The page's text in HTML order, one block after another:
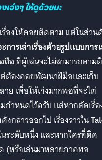
จ๋งๆ ให้ดูด้วยนะ
รื่องให้คอยติดตาม แต่ในส่วน
ารเล่าเรื่องด้วยรูปแบบการ
ถือที่ผู้เล่นจะไม่สามารถตาม
ต่ต้องคอยพัฒนาฝีมือและเก็บ
ย เพื่อให้เก่งมากพอที่จะไต่
กำหนดไว้ครับ แต่หากตัดเรื่อ
งกล่าวออกไป เรื่องราวใน
ระดับหนึ่ง และหากใครที่ติด
(หรือเล่นมาหลายภาคพอ